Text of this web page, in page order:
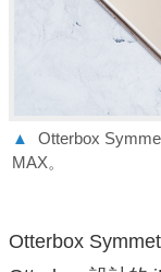
▲
Otterbox
MAX。
Otterbox